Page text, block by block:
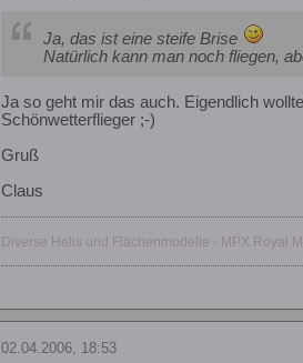
Ja, das ist eine steife Brise
Natürlich kann man noch fliegen,
Ja so geht mir das auch. Eigendlich
Schönwetterflieger ;-)
Gruß
Claus
Diverse Helis und Flächenmodelle - MPX Royal
02.04.2006, 18:53